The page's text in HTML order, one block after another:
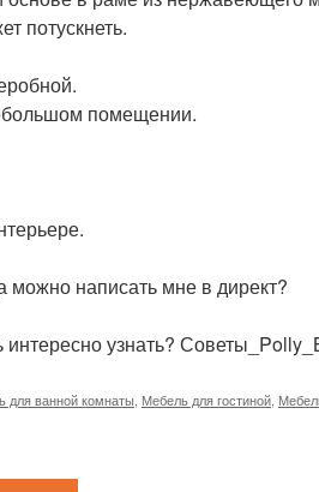
потускнеть.
помещении.
написать мне в директ?
узнать?
для ванной комнаты Мебель для гостиной